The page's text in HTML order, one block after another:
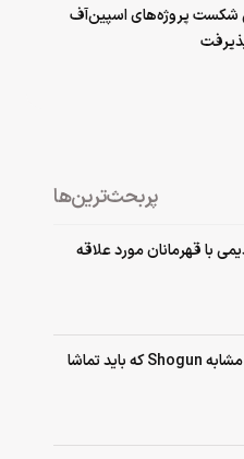
شکست پروژه‌های اسپین‌آف
پربحث‌ترین‌ها
با قهرمانان مورد علاقه
۶ سریال تاریخی مشابه Shogun که باید تماشا